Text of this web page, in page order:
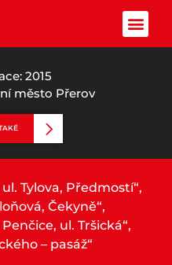
2015
město Přerov
Tylova, Předmostí“,
Čekyně“,
ul. Tršická“,
– pasáž“